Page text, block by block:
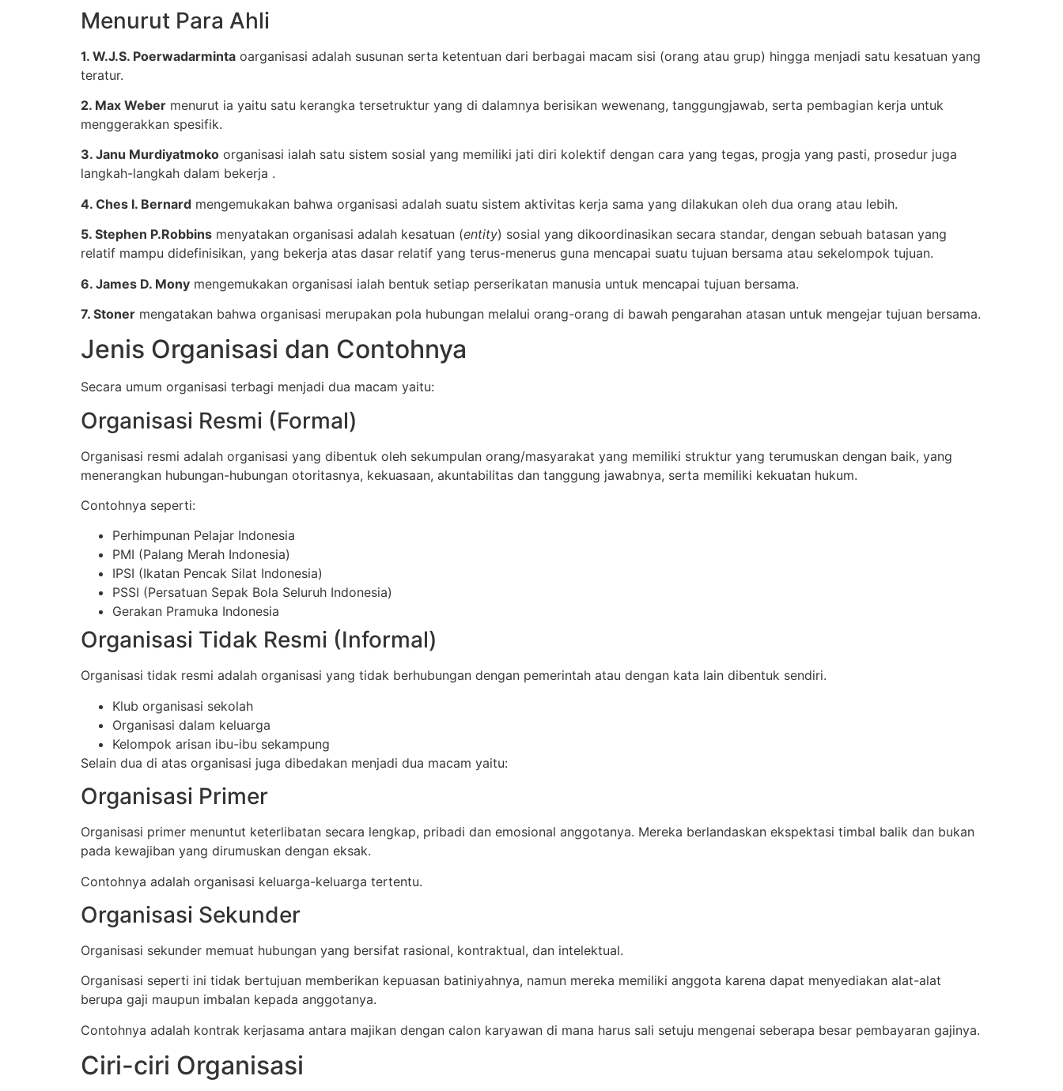
Menurut Para Ahli
1. W.J.S. Poerwadarminta oarganisasi adalah susunan serta ketentuan dari berbagai macam sisi (orang atau grup) hingga menjadi satu kesatuan yang
teratur.
2. Max Weber menurut ia yaitu satu kerangka tersetruktur yang di dalamnya berisikan wewenang, tanggungjawab, serta pembagian kerja untuk
menggerakkan spesifik.
3. Janu Murdiyatmoko organisasi ialah satu sistem sosial yang memiliki jati diri kolektif dengan cara yang tegas, progja yang pasti, prosedur juga
langkah-langkah dalam bekerja .
4. Ches I. Bernard mengemukakan bahwa organisasi adalah suatu sistem aktivitas kerja sama yang dilakukan oleh dua orang atau lebih.
5. Stephen P.Robbins menyatakan organisasi adalah kesatuan (entity) sosial yang dikoordinasikan secara standar, dengan sebuah batasan yang
relatif mampu didefinisikan, yang bekerja atas dasar relatif yang terus-menerus guna mencapai suatu tujuan bersama atau sekelompok tujuan.
6. James D. Mony mengemukakan organisasi ialah bentuk setiap perserikatan manusia untuk mencapai tujuan bersama.
7. Stoner mengatakan bahwa organisasi merupakan pola hubungan melalui orang-orang di bawah pengarahan atasan untuk mengejar tujuan bersama.
Jenis Organisasi dan Contohnya
Secara umum organisasi terbagi menjadi dua macam yaitu:
Organisasi Resmi (Formal)
Organisasi resmi adalah organisasi yang dibentuk oleh sekumpulan orang/masyarakat yang memiliki struktur yang terumuskan dengan baik, yang
menerangkan hubungan-hubungan otoritasnya, kekuasaan, akuntabilitas dan tanggung jawabnya, serta memiliki kekuatan hukum.
Contohnya seperti:
Perhimpunan Pelajar Indonesia
PMI (Palang Merah Indonesia)
IPSI (Ikatan Pencak Silat Indonesia)
PSSI (Persatuan Sepak Bola Seluruh Indonesia)
Gerakan Pramuka Indonesia
Organisasi Tidak Resmi (Informal)
Organisasi tidak resmi adalah organisasi yang tidak berhubungan dengan pemerintah atau dengan kata lain dibentuk sendiri.
Klub organisasi sekolah
Organisasi dalam keluarga
Kelompok arisan ibu-ibu sekampung
Selain dua di atas organisasi juga dibedakan menjadi dua macam yaitu:
Organisasi Primer
Organisasi primer menuntut keterlibatan secara lengkap, pribadi dan emosional anggotanya. Mereka berlandaskan ekspektasi timbal balik dan bukan
pada kewajiban yang dirumuskan dengan eksak.
Contohnya adalah organisasi keluarga-keluarga tertentu.
Organisasi Sekunder
Organisasi sekunder memuat hubungan yang bersifat rasional, kontraktual, dan intelektual.
Organisasi seperti ini tidak bertujuan memberikan kepuasan batiniyahnya, namun mereka memiliki anggota karena dapat menyediakan alat-alat
berupa gaji maupun imbalan kepada anggotanya.
Contohnya adalah kontrak kerjasama antara majikan dengan calon karyawan di mana harus sali setuju mengenai seberapa besar pembayaran gajinya.
Ciri-ciri Organisasi